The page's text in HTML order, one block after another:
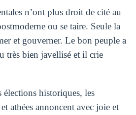
n’ont plus droit de cité au
ou se taire. Seule la
et gouverner. Le bon peuple a
très bien javellisé et il crie
historiques, les
athées annoncent avec joie et